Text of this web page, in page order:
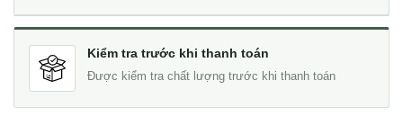
Kiểm tra trước khi thanh toán
Được kiểm tra chất lượng trước khi thanh toán